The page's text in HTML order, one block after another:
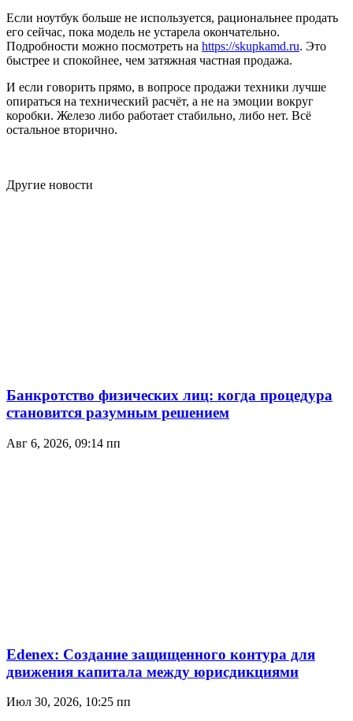
Если ноутбук больше не используется, рациональнее продать
его сейчас, пока модель не устарела окончательно.
Подробности можно посмотреть на https://skupkamd.ru. Это
быстрее и спокойнее, чем затяжная частная продажа.
И если говорить прямо, в вопросе продажи техники лучше
опираться на технический расчёт, а не на эмоции вокруг
коробки. Железо либо работает стабильно, либо нет. Всё
остальное вторично.
Другие новости
Банкротство физических лиц: когда процедура
становится разумным решением
Авг 6, 2026, 09:14 пп
Edenex: Создание защищенного контура для
движения капитала между юрисдикциями
Июл 30, 2026, 10:25 пп